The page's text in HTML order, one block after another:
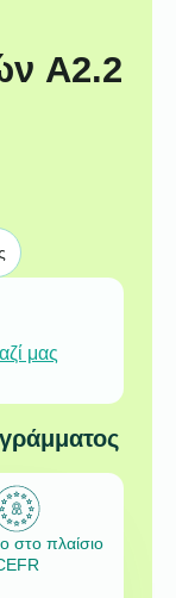
A2.2
μας
στο πλαίσιο